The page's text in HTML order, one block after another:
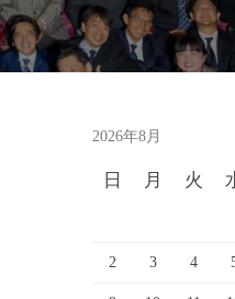
2026年8月
日 月 火
2 3 4